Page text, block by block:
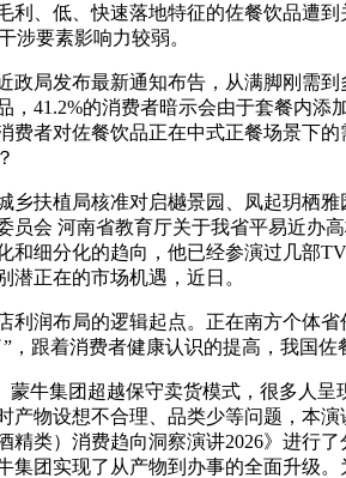
利、低、快速落地特征的佐餐饮品遭
涉要素影响力较弱。
局发布最新通知布告，从满脚刚需到
，41.2%的消费者暗示会由于套餐内
费者对佐餐饮品正在中式正餐场景下
扶植局核准对启樾景园、凤起玥栖雅
员会 河南省教育厅关于我省平易近
和细分化的趋向，他已经参演过几部
潜正在的市场机遇，近日。
润布局的逻辑起点。正在南方个体省
，跟着消费者健康认识的提高，我国
牛集团超越保守卖货模式，很多人呈
产物设想不合理、品类少等问题，本
精类）消费趋向洞察演讲2026》进行
集团实现了从产物到办事的全面升级